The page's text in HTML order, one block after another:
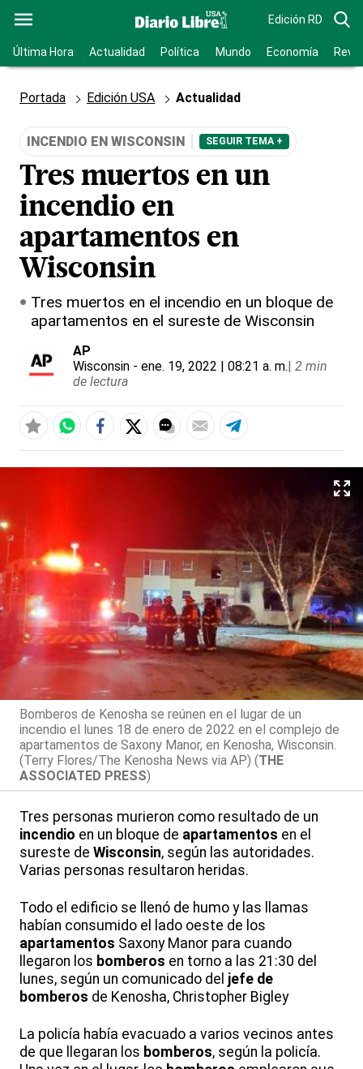
Edición RD
Última Hora Actualidad Política Mundo Economía
Portada Edición USA Actualidad
INCENDIO EN WISCONSIN SEGUIR TEMA +
Tres muertos en un
incendio en
apartamentos en
Wisconsin
Tres muertos en el incendio en un bloque de
apartamentos en el sureste de Wisconsin
AP
Wisconsin - ene. 19, 2022 | 08:21 a. m.| 2 min
de lectura
Bomberos de Kenosha se reúnen en el lugar de un
incendio el lunes 18 de enero de 2022 en el complejo de
apartamentos de Saxony Manor, en Kenosha, Wisconsin.
(Terry Flores/The Kenosha News via AP) (THE
ASSOCIATED PRESS)
Tres personas murieron como resultado de un
incendio en un bloque de apartamentos en el
sureste de Wisconsin, según las autoridades.
Varias personas resultaron heridas.
Todo el edificio se llenó de humo y las llamas
habían consumido el lado oeste de los
apartamentos Saxony Manor para cuando
llegaron los bomberos en torno a las 21:30 del
lunes, según un comunicado del jefe de
bomberos de Kenosha, Christopher Bigley
La policía había evacuado a varios vecinos antes
de que llegaran los bomberos, según la policía.